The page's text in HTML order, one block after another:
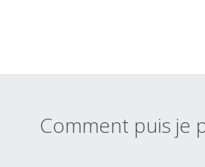
Comment puis je